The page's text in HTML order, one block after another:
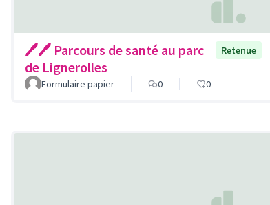
🖊🖊 Parcours de santé au parc
de Lignerolles
Retenue
Formulaire papier 0 0